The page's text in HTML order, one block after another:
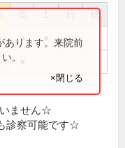
祝
●
あります。来院前
。
×閉じる
ません☆
診察可能です☆